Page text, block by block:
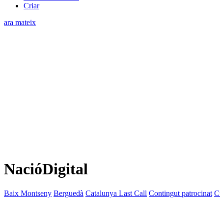
Criar
ara mateix
NacióDigital
Baix Montseny Berguedà Catalunya Last Call Contingut patrocinat